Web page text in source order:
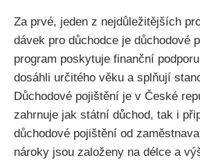
Za prvé, jeden z nejdůležitějších
dávek pro důchodce je důchodové
program poskytuje finanční
dosáhli určitého věku a splňují
Důchodové pojištění je v České
zahrnuje jak státní důchod, tak i
důchodové pojištění od
nároky jsou založeny na délce a